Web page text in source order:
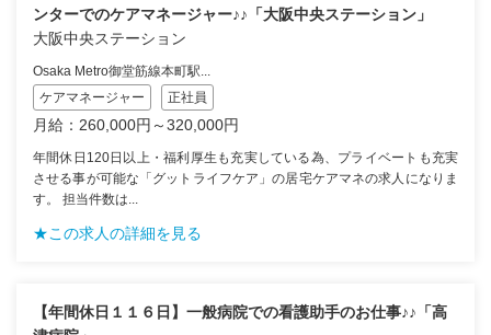
ンターでのケアマネージャー♪♪「大阪中央ステーション」
大阪中央ステーション
Osaka Metro御堂筋線本町駅...
ケアマネージャー
正社員
月給：260,000円～320,000円
年間休日120日以上・福利厚生も充実している為、プライベートも充実
させる事が可能な「グットライフケア」の居宅ケアマネの求人になりま
す。 担当件数は...
★この求人の詳細を見る
【年間休日１１６日】一般病院での看護助手のお仕事♪♪「高